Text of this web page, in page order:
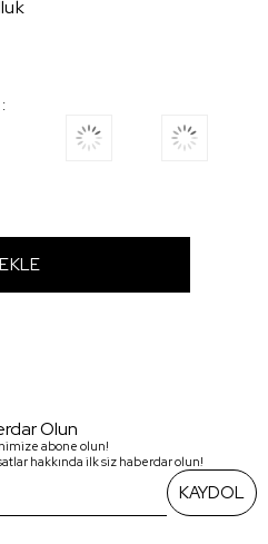
:
Olun
abone olun!
hakkında ilk siz haberdar olun!
KAYDOL